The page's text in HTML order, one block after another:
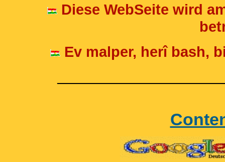
Diese WebSeite wird
Ev malper, herî bash,